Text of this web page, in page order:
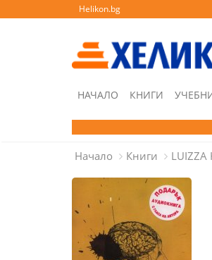
Helikon.bg
НАЧАЛО КНИГИ
Начало Книги LUIZZA